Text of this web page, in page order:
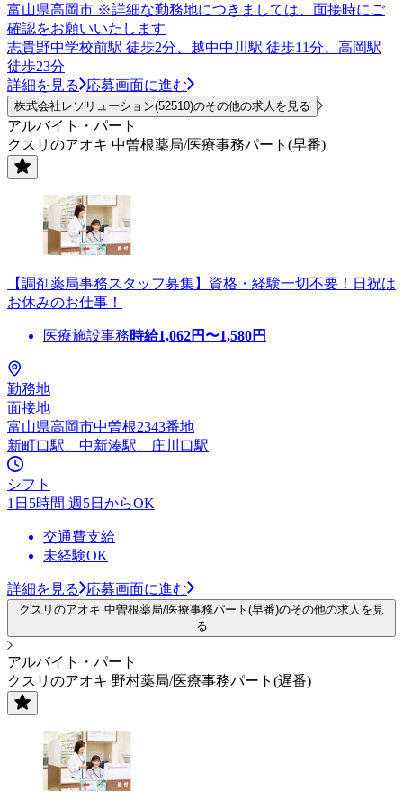
富山県高岡市 ※詳細な勤務地につきましては、面接時にご
確認をお願いいたします
志貴野中学校前駅 徒歩2分、越中中川駅 徒歩11分、高岡駅
徒歩23分
詳細を見る
応募画面に進む
株式会社レソリューション(52510)のその他の求人を見る
アルバイト・パート
クスリのアオキ 中曽根薬局/医療事務パート(早番)
【調剤薬局事務スタッフ募集】資格・経験一切不要！日祝は
お休みのお仕事！
医療施設事務時給1,062円〜1,580円
勤務地
面接地
富山県高岡市中曽根2343番地
新町口駅、中新湊駅、庄川口駅
シフト
1日5時間 週5日からOK
交通費支給
未経験OK
詳細を見る 応募画面に進む
クスリのアオキ 中曽根薬局/医療事務パート(早番)のその他の求人を見
る
アルバイト・パート
クスリのアオキ 野村薬局/医療事務パート(遅番)